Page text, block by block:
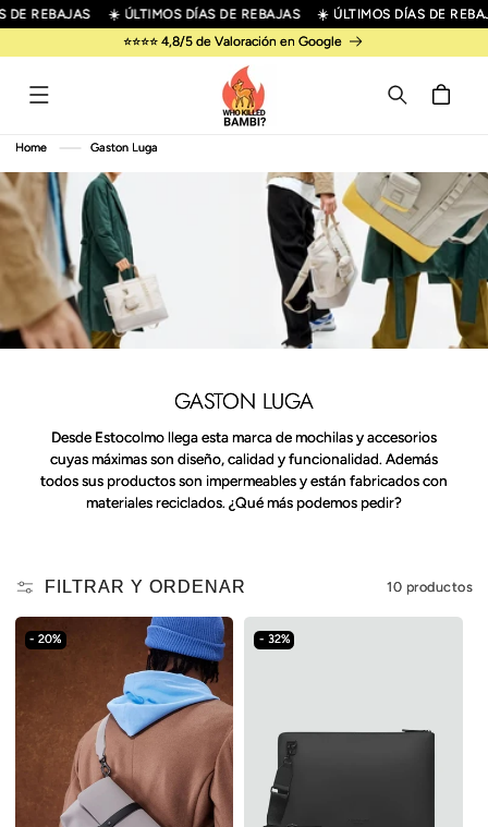
CONTENIDO
REBAJAS ☀️ ÚLTIMOS DÍAS DE REBAJAS
☀️ ÚLTIMOS DÍAS DE
⭐⭐⭐⭐ 4,8/5 de Valoración en Google
Carrito
Home Gaston Luga
GASTON LUGA
Desde Estocolmo llega esta marca de mochilas y accesorios
cuyas máximas son diseño, calidad y funcionalidad. Además
todos sus productos son impermeables y están fabricados con
materiales reciclados. ¿Qué más podemos pedir?
FILTRAR Y ORDENAR 10 productos
- 20% - 32%